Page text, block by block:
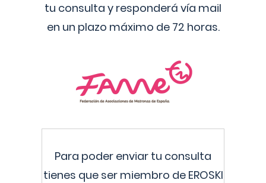
tu consulta y responderá vía mail
en un plazo máximo de 72 horas.
Para poder enviar tu consulta
tienes que ser miembro de EROSKI